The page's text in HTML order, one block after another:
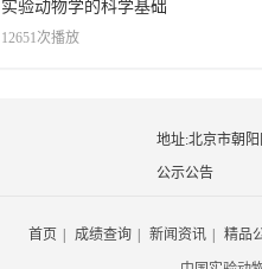
实验动物学的科学基础
12651次播放
地址:北京市朝
公示公告
首页 成绩查询 新闻资讯 精品